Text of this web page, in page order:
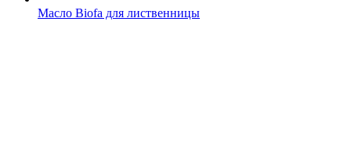
Масло Biofa для лиственницы